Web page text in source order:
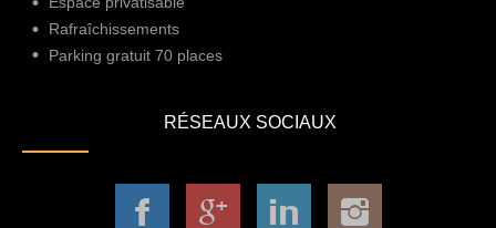
Rafraîchissements
Parking gratuit 70 places
RÉSEAUX SOCIAUX